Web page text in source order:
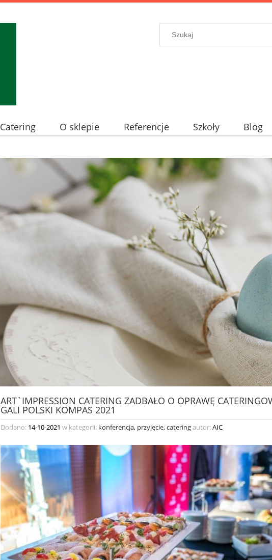
Catering O sklepie Referencje Szkoły Blog
ART`IMPRESSION CATERING ZADBAŁO O OPRAWĘ
GALI POLSKI KOMPAS 2021
Dodano: 14-10-2021 w kategorii: konferencja, przyjęcie,cateringautor:AIC